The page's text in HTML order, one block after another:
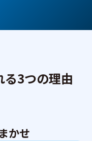
る3つの理由
かせ